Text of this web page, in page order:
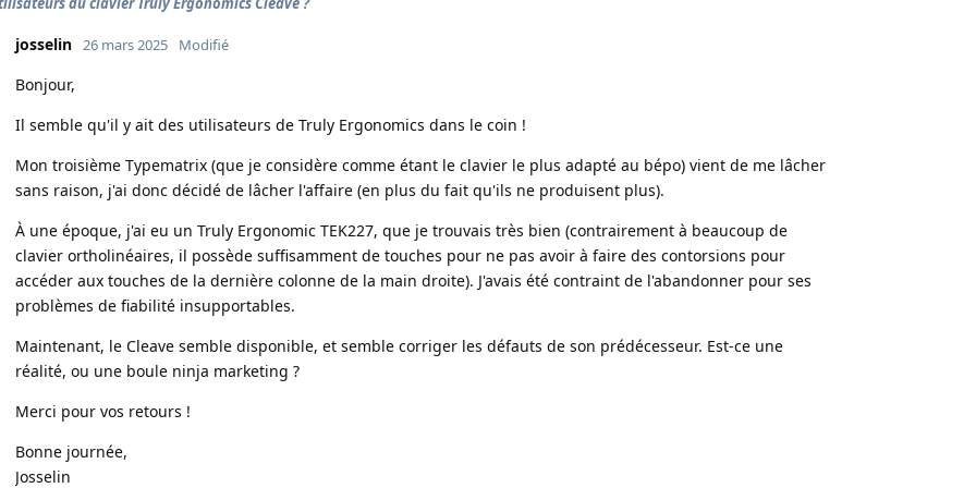
josselin 26 mars 2025 Modifié
Bonjour,
Il semble qu'il y ait des utilisateurs de Truly Ergonomics dans le coin !
Mon troisième Typematrix (que je considère comme étant le clavier le plus adapté au bépo) vient de me lâcher
sans raison, j'ai donc décidé de lâcher l'affaire (en plus du fait qu'ils ne produisent plus).
À une époque, j'ai eu un Truly Ergonomic TEK227, que je trouvais très bien (contrairement à beaucoup de
clavier ortholinéaires, il possède suffisamment de touches pour ne pas avoir à faire des contorsions pour
accéder aux touches de la dernière colonne de la main droite). J'avais été contraint de l'abandonner pour ses
problèmes de fiabilité insupportables.
Maintenant, le Cleave semble disponible, et semble corriger les défauts de son prédécesseur. Est-ce une
réalité, ou une boule ninja marketing ?
Merci pour vos retours !
Bonne journée,
Josselin